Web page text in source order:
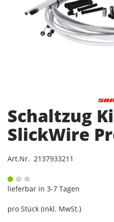
Schaltzug
SlickWire
Art.Nr. 2137933211
lieferbar in 3-7 Tagen
pro Stück (inkl. MwSt.)